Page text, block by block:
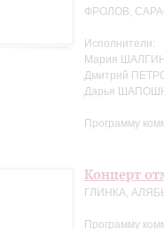
ФРОЛОВ,
Исполнители:
Мария
Дмитрий
Дарья
Программу
Концерт
ГЛИНКА,
Программу